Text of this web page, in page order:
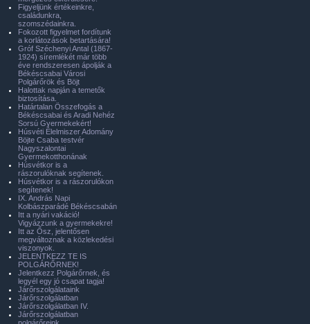
Figyeljünk értékeinkre,
családunkra,
szomszédainkra.
Fokozott figyelmet fordítunk
a korlátozások betartására!
Gróf Széchenyi Antal (1867-
1924) síremlékét már több
éve rendszeresen ápolják a
Békéscsabai Városi
Polgárőrök és Böjt
Halottak napján a temetők
biztosítása.
Határtalan Összefogás a
Békéscsabai és Aradi Nehéz
Sorsú Gyermekekért!
Húsvéti Élelmiszer Adomány
Böjte Csaba testvér
Nagyszalontai
Gyermekotthonának
Húsvétkor is a
rászorulóknak segítenek.
Húsvétkor is a rászorulókon
segítenek!
IX. András Napi
Kolbászparádé Békéscsabán
Itt a nyári vakáció!
Vigyázzunk a gyermekekre!
Itt az Ősz, jelentősen
megváltoznak a közlekedési
viszonyok.
JELENTKEZZ TE IS
POLGÁRŐRNEK!
Jelentkezz Polgárőrnek, és
legyél egy jó csapat tagja!
Járőrszolgálataink
Járőrszolgálatban
Járőrszolgálatban IV.
Járőrszolgálatban